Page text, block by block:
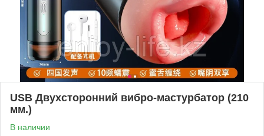
USB Двухсторонний вибро-мастурбатор (210
мм.)
В наличии